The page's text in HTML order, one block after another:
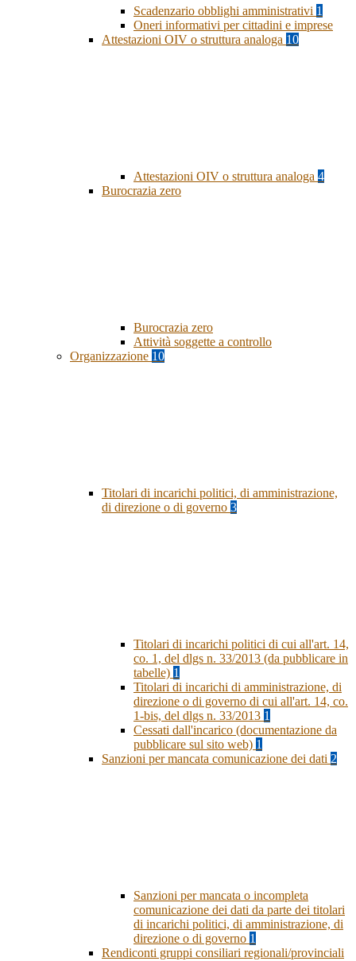
Scadenzario obblighi amministrativi 1
Oneri informativi per cittadini e imprese
Attestazioni OIV o struttura analoga 10
Attestazioni OIV o struttura analoga 4
Burocrazia zero
Burocrazia zero
Attività soggette a controllo
Organizzazione 10
Titolari di incarichi politici, di amministrazione,
di direzione o di governo 3
Titolari di incarichi politici di cui all'art. 14,
co. 1, del dlgs n. 33/2013 (da pubblicare in
tabelle) 1
Titolari di incarichi di amministrazione, di
direzione o di governo di cui all'art. 14, co.
1-bis, del dlgs n. 33/2013 1
Cessati dall'incarico (documentazione da
pubblicare sul sito web) 1
Sanzioni per mancata comunicazione dei dati 2
Sanzioni per mancata o incompleta
comunicazione dei dati da parte dei titolari
di incarichi politici, di amministrazione, di
direzione o di governo 1
Rendiconti gruppi consiliari regionali/provinciali